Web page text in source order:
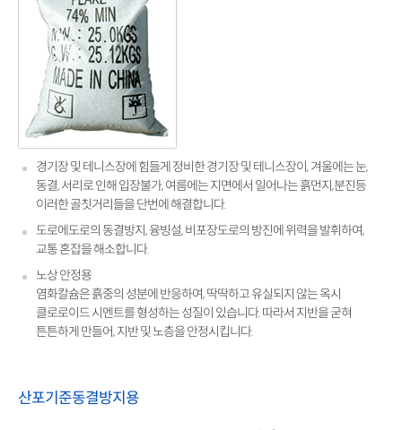
경기장 및 테니스장에 힘들게 정비한 경기장 및 테니스장이, 겨울에는 눈,
동결, 서리로 인해 입장불가, 여름에는 지면에서 일어나는 흙먼지,분진등
이러한 골칫거리들을 단번에 해결합니다.
도로에도로의 동결방지, 융빙설, 비포장도로의 방진에 위력을 발휘하여,
교통 혼잡을 해소합니다.
노상 안정용
염화칼슘은 흙중의 성분에 반응하여, 딱딱하고 유실되지 않는 옥시
클로로이드 시멘트를 형성하는 성질이 있습니다. 따라서 지반을 굳혀
튼튼하게 만들어, 지반 및 노층을 안정시킵니다.
산포기준동결방지용